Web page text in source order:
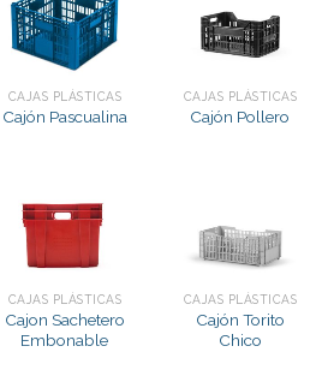
CAJAS PLÁSTICAS
Cajón Pascualina
CAJAS PLÁSTICAS
Cajón Pollero
CAJAS PLÁSTICAS
Cajon Sachetero
Embonable
CAJAS PLÁSTICAS
Cajón Torito
Chico